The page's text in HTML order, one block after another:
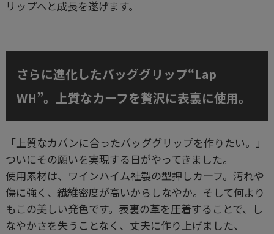
リップへと成長を遂げます。
さらに進化したバッググリップ“Lap
WH”。上質なカーフを贅沢に表裏に使用。
「上質なカバンに合ったバッググリップを作りたい。」
ついにその願いを実現する日がやってきました。
使用素材は、ワインハイム社製の型押しカーフ。汚れや
傷に強く、繊維密度が高いからしなやか。そして何より
もこの美しい発色です。表裏の革を圧着することで、し
なやかさを失うことなく、丈夫に作り上げました、